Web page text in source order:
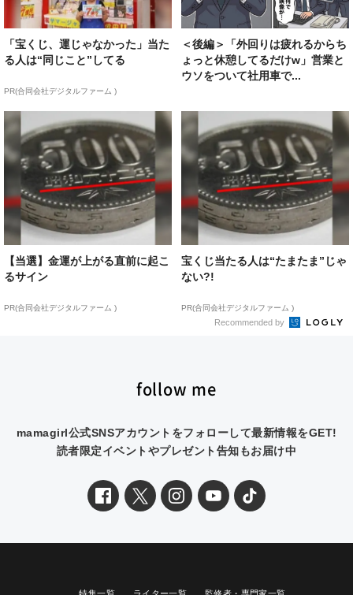
「宝くじ、運じゃなかった」当た
る人は“同じこと”してる
PR(合同会社デジタルファーム )
＜後編＞「外回りは疲れるからち
ょっと休憩してるだけw」営業と
ウソをついて社用車で...
【当選】金運が上がる直前に起こ
るサイン
PR(合同会社デジタルファーム )
宝くじ当たる人は“たまたま”じゃ
ない?!
PR(合同会社デジタルファーム )
Recommended by
follow me
mamagirl公式SNSアカウントをフォローして最新情報をGET!
読者限定イベントやプレゼント告知もお届け中